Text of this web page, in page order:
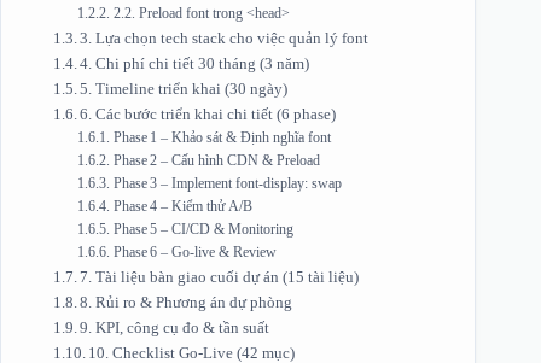
2.2. Preload font trong <head>
3. Lựa chọn tech stack cho việc quản lý font
4. Chi phí chi tiết 30 tháng (3 năm)
5. Timeline triển khai (30 ngày)
6. Các bước triển khai chi tiết (6 phase)
Phase 1 – Khảo sát & Định nghĩa font
Phase 2 – Cấu hình CDN & Preload
Phase 3 – Implement font-display: swap
Phase 4 – Kiểm thử A/B
Phase 5 – CI/CD & Monitoring
Phase 6 – Go‑live & Review
7. Tài liệu bàn giao cuối dự án (15 tài liệu)
8. Rủi ro & Phương án dự phòng
9. KPI, công cụ đo & tần suất
10. Checklist Go‑Live (42 mục)